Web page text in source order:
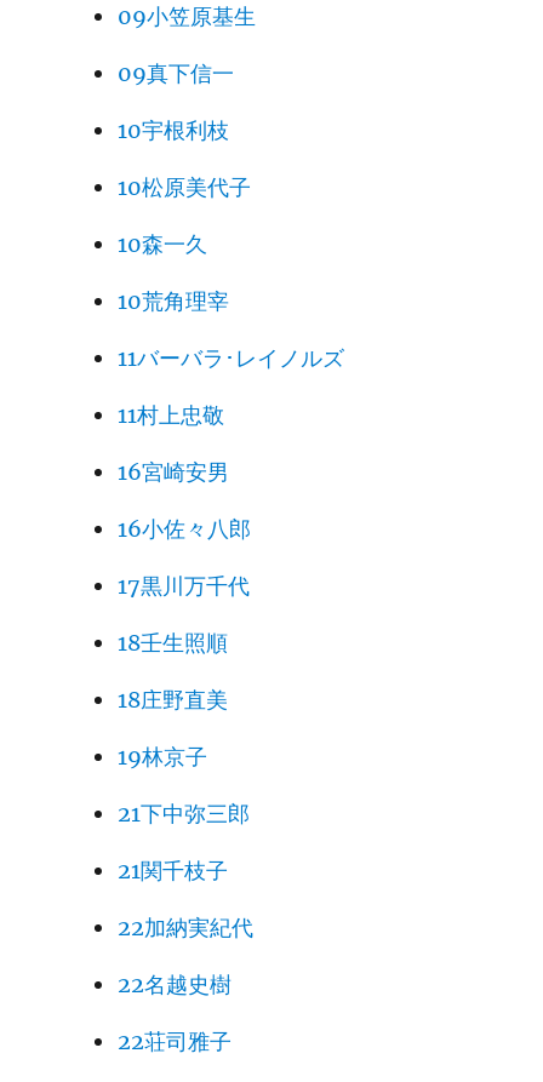
09小笠原基生
09真下信一
10宇根利枝
10松原美代子
10森一久
10荒角理宰
11バーバラ･レイノルズ
11村上忠敬
16宮崎安男
16小佐々八郎
17黒川万千代
18壬生照順
18庄野直美
19林京子
21下中弥三郎
21関千枝子
22加納実紀代
22名越史樹
22荘司雅子